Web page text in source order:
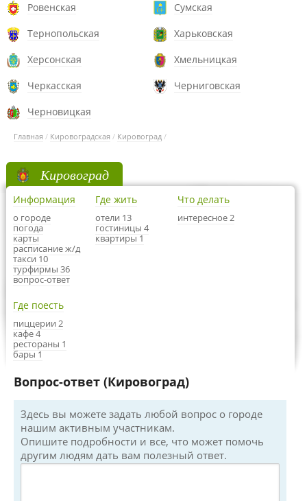
Ровенская
Сумская
Тернопольская
Харьковская
Херсонская
Хмельницкая
Черкасская
Черниговская
Черновицкая
Главная / Кировоградская / Кировоград /
Кировоград
Информация
о городе
погода
карты
расписание ж/д
такси 10
турфирмы 36
вопрос-ответ
Где жить
отели 13
гостиницы 4
квартиры 1
Что делать
интересное 2
Где поесть
пиццерии 2
кафе 4
рестораны 1
бары 1
Вопрос-ответ (Кировоград)
Здесь вы можете задать любой вопрос о городе
нашим активным участникам.
Опишите подробности и все, что может помочь
другим людям дать вам полезный ответ.